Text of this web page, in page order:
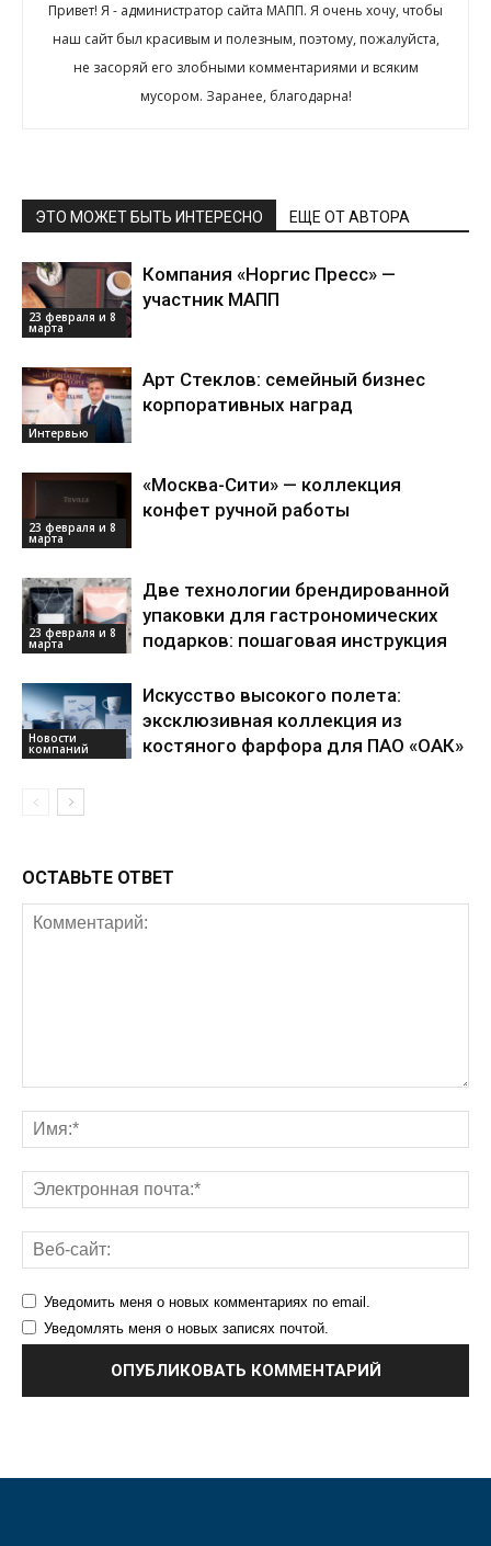
Привет! Я - администратор сайта МАПП. Я очень хочу, чтобы
наш сайт был красивым и полезным, поэтому, пожалуйста,
не засоряй его злобными комментариями и всяким
мусором. Заранее, благодарна!
ЭТО МОЖЕТ БЫТЬ ИНТЕРЕСНО ЕЩЕ ОТ АВТОРА
23 февраля и 8
марта
Компания «Норгис Пресс» —
участник МАПП
Интервью
Арт Стеклов: семейный бизнес
корпоративных наград
23 февраля и 8
марта
«Москва-Сити» — коллекция
конфет ручной работы
23 февраля и 8
марта
Две технологии брендированной
упаковки для гастрономических
подарков: пошаговая инструкция
Новости
компаний
Искусство высокого полета:
эксклюзивная коллекция из
костяного фарфора для ПАО «ОАК»
ОСТАВЬТЕ ОТВЕТ
Уведомить меня о новых комментариях по email.
Уведомлять меня о новых записях почтой.